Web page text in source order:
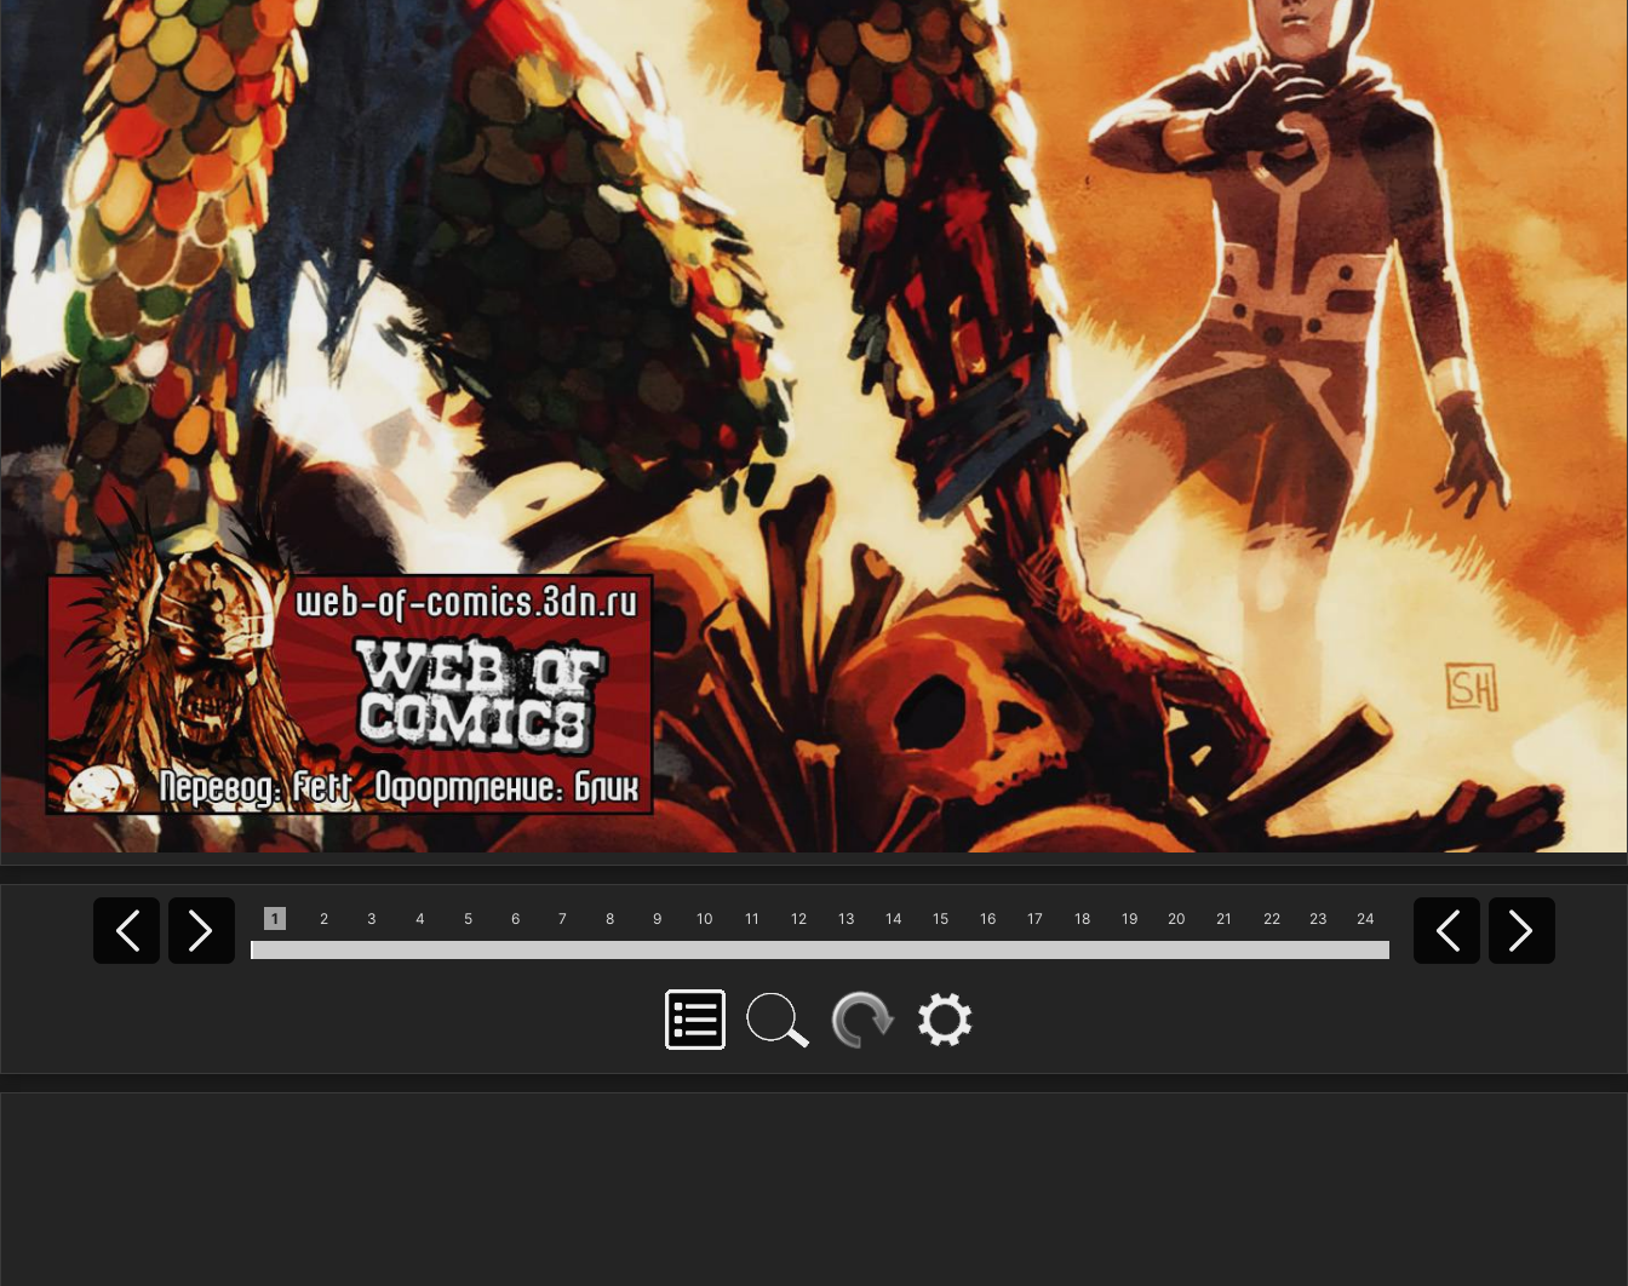
1 2 3 4 5 6 7 8 9 10 11 12 13 14 15 16 17 18 19 20 21 22 23 24